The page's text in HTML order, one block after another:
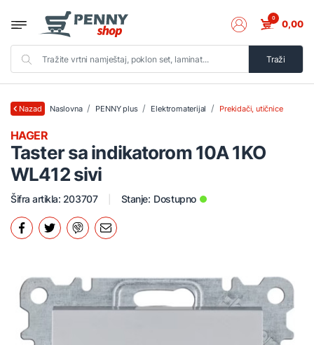
Traži
0 0,00
Nazad Naslovna PENNY plus Elektromaterijal Prekidači, utičnice
Taster sa indikatorom 10A 1KO
WL412 sivi
HAGER
Šifra artikla: 203707 Stanje: Dostupno